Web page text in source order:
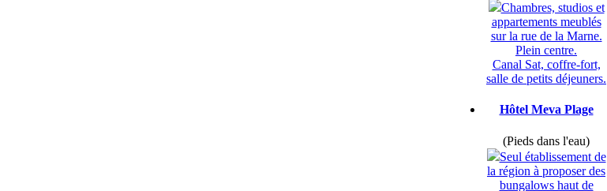
Chambres, studios et
appartements meublés
sur la rue de la Marne.
Plein centre.
Canal Sat, coffre-fort,
salle de petits déjeuners.
Hôtel Meva Plage
(Pieds dans l'eau)
Seul établissement de
la région à proposer des
bungalows haut de